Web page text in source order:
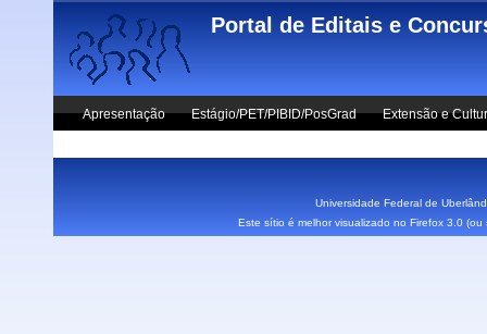
Skip to main content
Portal de Editais e
Apresentação Estágio/PET/PIBID/PosGrad Extensão e
Universidade Federal de
Este sítio é melhor visualizado no Firefox 3.0